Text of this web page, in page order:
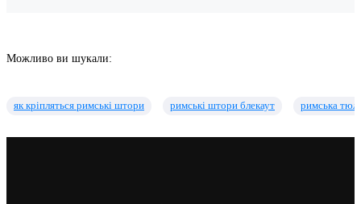
Можливо ви шукали:
як кріпляться римські штори римські штори блекаут римська